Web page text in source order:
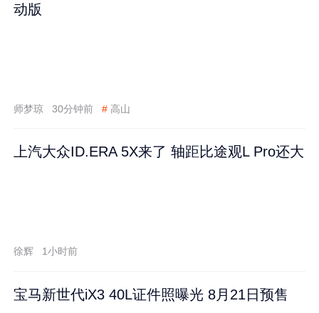
动版
师梦琼 30分钟前 # 高山
上汽大众ID.ERA 5X来了 轴距比途观L Pro还大
徐辉 1小时前
宝马新世代iX3 40L证件照曝光 8月21日预售